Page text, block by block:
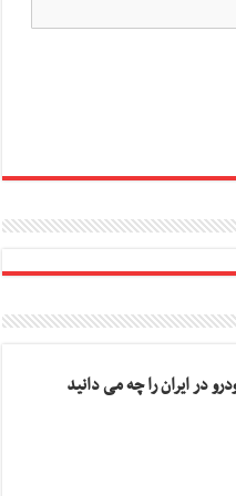
در ایران را چه می دانید